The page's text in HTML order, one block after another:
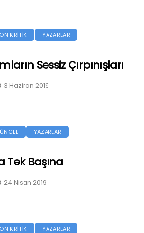
KRİTİK YAZARLAR
Sessiz Çırpınışları
3 Haziran 2019
YAZARLAR
Tek Başına
24 Nisan 2019
KRİTİK YAZARLAR